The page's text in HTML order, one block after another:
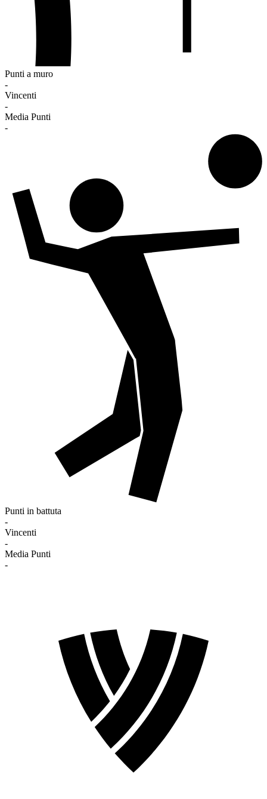
Punti a muro
-
Vincenti
-
Media Punti
-
Punti in battuta
-
Vincenti
-
Media Punti
-